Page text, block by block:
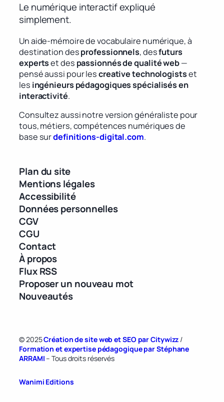
Le numérique interactif expliqué
simplement.
Un aide-mémoire de vocabulaire numérique, à
destination desprofessionnels, desfuturs
expertset des passionnés de qualité web—
pensé aussi pour lescreative technologistset
les ingénieurs pédagogiques spécialisés en
interactivité.
Consultez aussi notre version généraliste pour
tous, métiers, compétences numériques de
base surdefinitions-digital.com.
Plan du site
Mentions légales
Accessibilité
Données personnelles
CGV
CGU
Contact
À propos
Flux RSS
Proposer un nouveau mot
Nouveautés
© 2025Création de site web et SEO par Citywizz /
Formation et expertise pédagogique par Stéphane
ARRAMI– Tous droits réservés
Wanimi Editions